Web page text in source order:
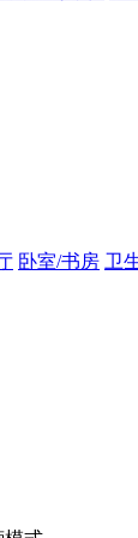
卧室/书房 卫